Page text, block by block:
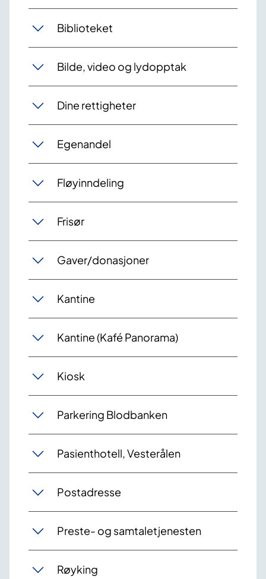
Biblioteket
Bilde, video og lydopptak
Dine rettigheter
Egenandel
Fløyinndeling
Frisør
Gaver/donasjoner
Kantine
Kantine (Kafé Panorama)
Kiosk
Parkering Blodbanken
Pasienthotell, Vesterålen
Postadresse
Preste- og samtaletjenesten
Røyking